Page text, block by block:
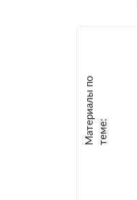
М
а
т е
р
и
а
л
ы
п
о
т
е
м
е :